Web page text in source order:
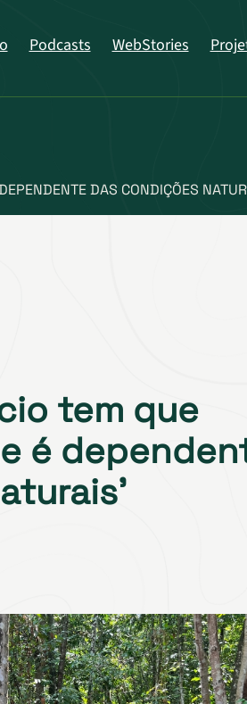
Podcasts WebStories
DAS CONDIÇÕES
tem que
é